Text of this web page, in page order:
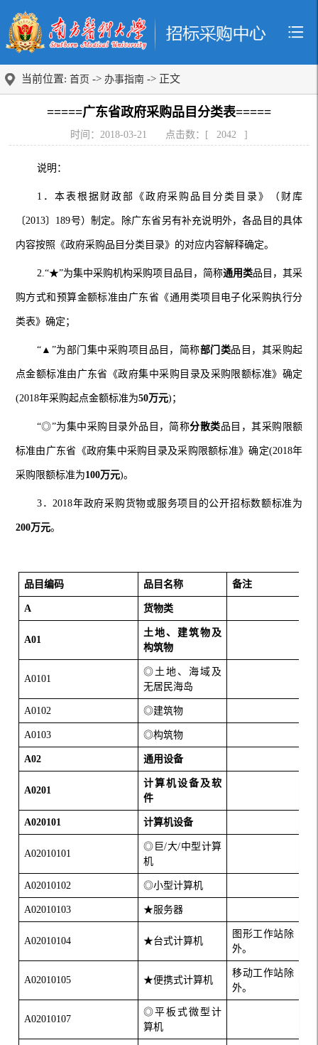
当前位置: 首页 -> 办事指南 -> 正文
=====广东省政府采购品目分类表=====
时间：2018-03-21 点击数：[ 2042 ]
说明：
1 ．本表根据财政部《政府采购品目分类目录》（财库
〔2013〕 189号）制定。除广东省另有补充说明外，各品目的具体
内容按照《政府采购品目分类目录》的对应内容解释确定。
2.“★”为集中采购机构采购项目品目，简称通用类品目，其采
购方式和预算金额标准由广东省《通用类项目电子化采购执行分
类表》确定；
“▲”为部门集中采购项目品目，简称部门类品目，其采购起
点金额标准由广东省《政府集中采购目录及采购限额标准》确定
(2018年采购起点金额标准为50万元) ；
“◎”为集中采购目录外品目，简称分散类品目，其采购限额
标准由广东省《政府集中采购目录及采购限额标准》确定(2018年
采购限额标准为100万元)。
3．2018年政府采购货物或服务项目的公开招标数额标准为
200万元。
品目编码 品目名称 备注
A 货物类
A01
土地、建筑物及
构筑物
A0101
◎土地、海域及
无居民海岛
A0102 ◎建筑物
A0103 ◎构筑物
A02 通用设备
A0201
计算机设备及软
件
A020101 计算机设备
A02010101
◎巨/大/中型计算
机
A02010102 ◎小型计算机
A02010103 ★服务器
A02010104 ★台式计算机
图形工作站除
外。
A02010105 ★便携式计算机
移动工作站除
外。
A02010107
◎平板式微型计
算机